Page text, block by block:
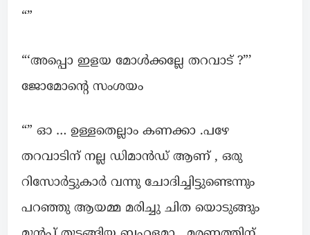
“”
“‘അപ്പൊ ഇളയ മോൾക്കല്ലേ തറവാട് ?”’
ജോമോന്റെ സംശയം
“” ഓ … ഉള്ളതെല്ലാം കണക്കാ .പഴേ
തറവാടിന് നല്ല ഡിമാൻഡ് ആണ് , ഒരു
റിസോർട്ടുകാർ വന്നു ചോദിച്ചിട്ടുണ്ടെന്നും
പറഞ്ഞു ആയമ്മ മരിച്ചു ചിത യൊടുങ്ങും